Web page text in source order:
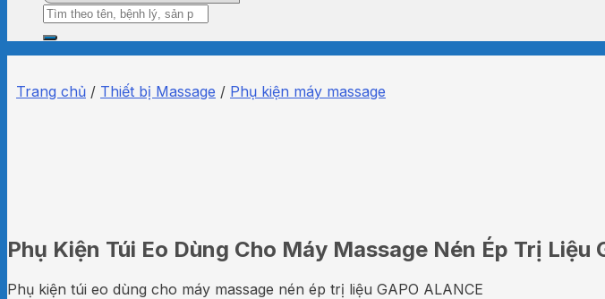
Tìm
kiếm:
Trang chủ / Thiết bị Massage / Phụ kiện máy massage
Phụ Kiện Túi Eo Dùng Cho Máy Massage Nén Ép Trị Liệu
Phụ kiện túi eo dùng cho máy massage nén ép trị liệu GAPO ALANCE